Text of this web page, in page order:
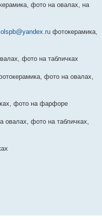
фото на овалах, на
фотокерамика,
фото на табличках
фото на овалах,
фото на фарфоре
овалах, фото на табличках,